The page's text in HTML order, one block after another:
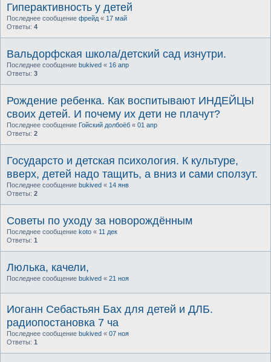
Гиперактивность у детей
Последнее сообщение фрейд « 17 май
Ответы: 4
Вальдорфская школа/детский сад изнутри.
Последнее сообщение bukived « 16 апр
Ответы: 3
Рождение ребенка. Как воспитывают ИНДЕЙЦЫ
своих детей. И почему их дети не плачут?
Последнее сообщение Гойский долбоёб « 01 апр
Ответы: 2
Государсто и детская психология. К культуре,
вверх, детей надо тащить, а вниз и сами сползут.
Последнее сообщение bukived « 14 янв
Ответы: 2
Советы по уходу за новорождённым
Последнее сообщение koto « 11 дек
Ответы: 1
Люлька, качели,
Последнее сообщение bukived « 21 ноя
Иоганн Себастьян Бах для детей и ДЛБ.
радиопостановка 7 ча
Последнее сообщение bukived « 07 ноя
Ответы: 1